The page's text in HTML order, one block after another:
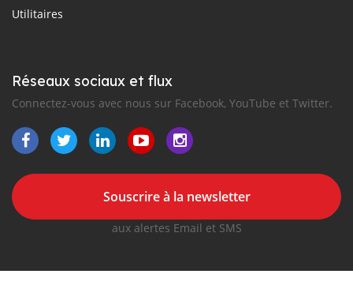
Utilitaires
Réseaux sociaux et flux
Connectez-vous avec nous sur Facebook, YouTube et Twitter.
Souscrire à la newsletter
aux alertes Email et SMS